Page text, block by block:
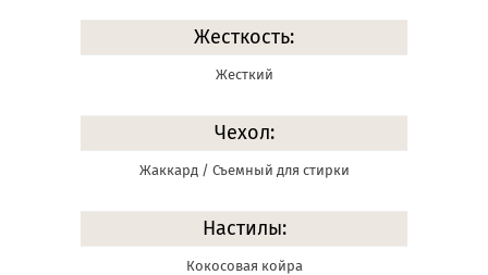
Жесткость:
Жесткий
Чехол:
Жаккард / Съемный для стирки
Настилы:
Кокосовая койра